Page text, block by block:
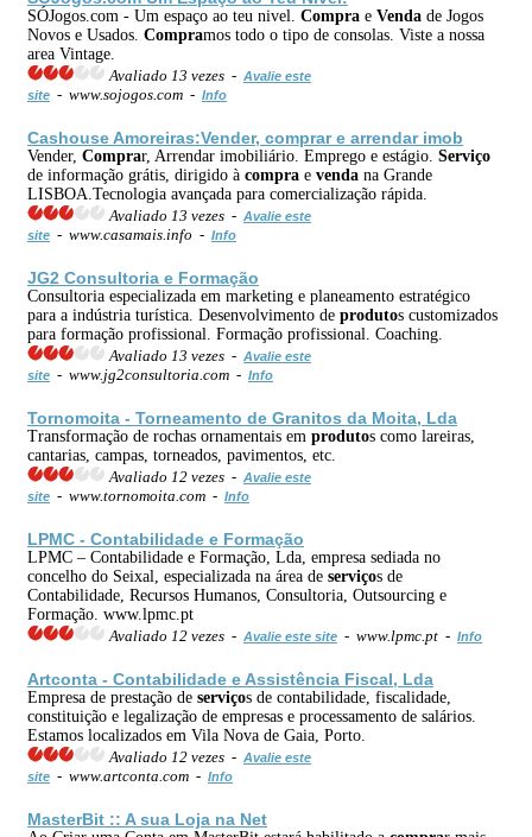
SÓJogos.com - Um espaço ao teu nivel. Compra e Venda de Jogos
Novos e Usados. Compramos todo o tipo de consolas. Viste a nossa
area Vintage.
Avaliado 13 vezes - Avalie este
site - www.sojogos.com - Info
Cashouse Amoreiras:Vender, comprar e arrendar imob
Vender, Comprar, Arrendar imobiliário. Emprego e estágio. Serviço
de informação grátis, dirigido à compra e venda na Grande
LISBOA.Tecnologia avançada para comercialização rápida.
Avaliado 13 vezes - Avalie este
site - www.casamais.info - Info
JG2 Consultoria e Formação
Consultoria especializada em marketing e planeamento estratégico
para a indústria turística. Desenvolvimento de produtos customizados
para formação profissional. Formação profissional. Coaching.
Avaliado 13 vezes - Avalie este
site - www.jg2consultoria.com - Info
Tornomoita - Torneamento de Granitos da Moita, Lda
Transformação de rochas ornamentais em produtos como lareiras,
cantarias, campas, torneados, pavimentos, etc.
Avaliado 12 vezes - Avalie este
site - www.tornomoita.com - Info
LPMC - Contabilidade e Formação
LPMC – Contabilidade e Formação, Lda, empresa sediada no
concelho do Seixal, especializada na área de serviços de
Contabilidade, Recursos Humanos, Consultoria, Outsourcing e
Formação. www.lpmc.pt
Avaliado 12 vezes - Avalie este site - www.lpmc.pt - Info
Artconta - Contabilidade e Assistência Fiscal, Lda
Empresa de prestação de serviços de contabilidade, fiscalidade,
constituição e legalização de empresas e processamento de salários.
Estamos localizados em Vila Nova de Gaia, Porto.
Avaliado 12 vezes - Avalie este
site - www.artconta.com - Info
MasterBit :: A sua Loja na Net